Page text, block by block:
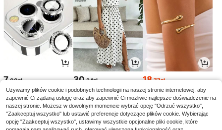
7,00zł 30,24zł 18,77zł
18,78złnajniższa cena
Używamy plików cookie i podobnych technologii na naszej stronie internetowej, aby
zapewnić Ci żądaną usługę oraz aby zapewnić Ci możliwie najlepsze doświadczenie na
naszej stronie. Możesz w dowolnym momencie wybrać opcję "Odrzuć wszystko",
"Zaakceptuj wszystko" lub ustawić preferencje dotyczące plików cookie. Wybierając
opcję "Zaakceptuj wszystko", ustawimy wszystkie opcjonalne pliki cookie, które